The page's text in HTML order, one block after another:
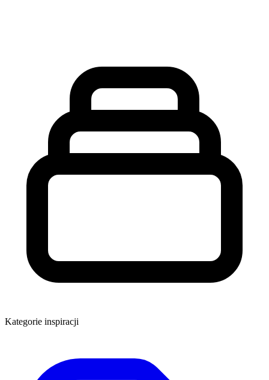
Kategorie inspiracji